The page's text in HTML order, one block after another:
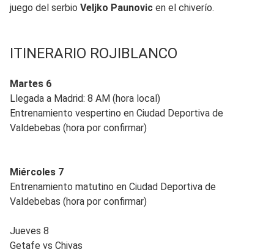
juego del serbio Veljko Paunovic en el chiverío.
ITINERARIO ROJIBLANCO
Martes 6
Llegada a Madrid: 8 AM (hora local)
Entrenamiento vespertino en Ciudad Deportiva de
Valdebebas (hora por confirmar)
Miércoles 7
Entrenamiento matutino en Ciudad Deportiva de
Valdebebas (hora por confirmar)
Jueves 8
Getafe vs Chivas